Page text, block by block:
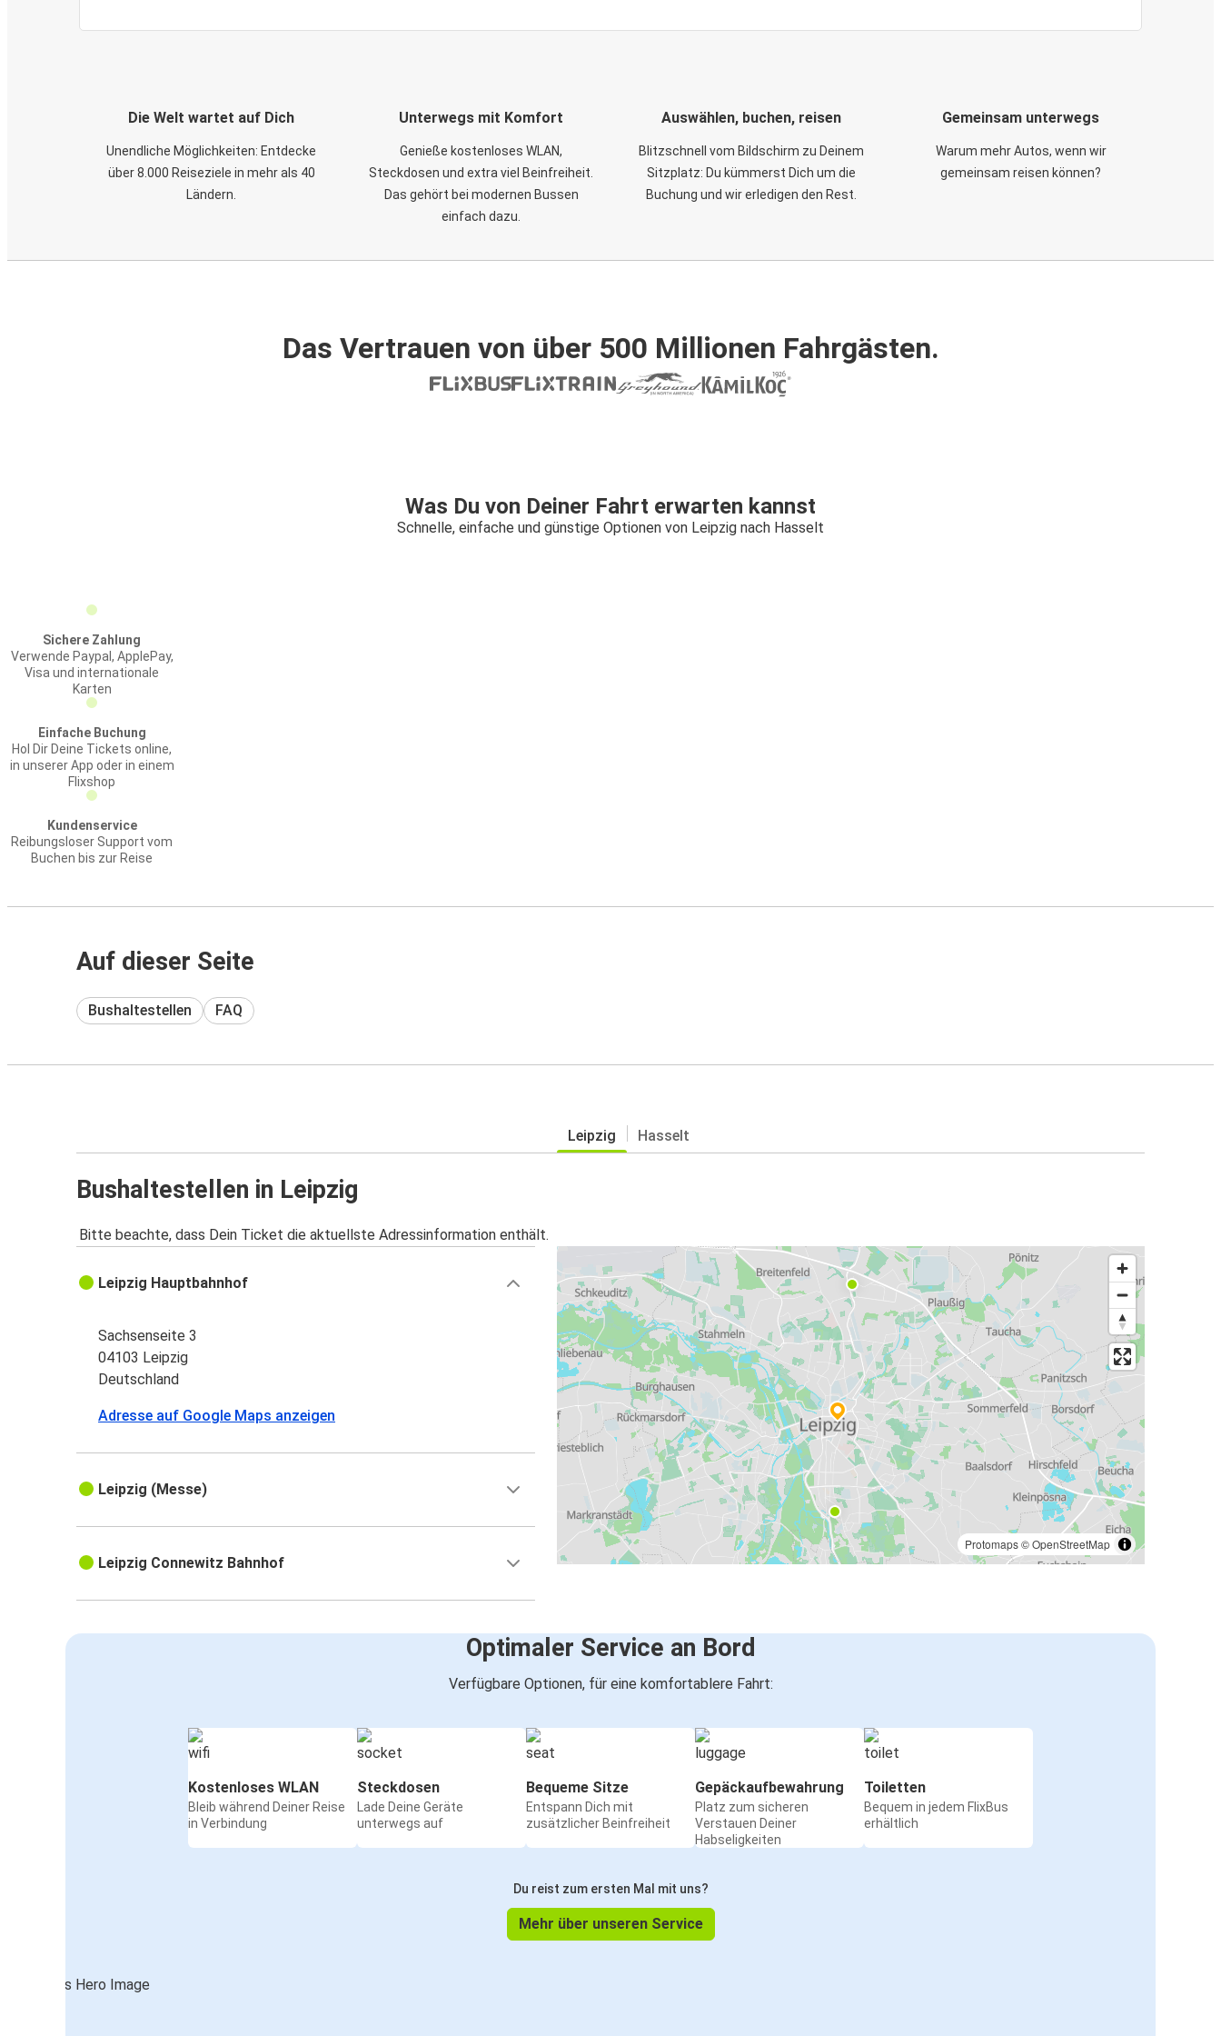
Die Welt wartet auf Dich
Unendliche Möglichkeiten: Entdecke
über 8.000 Reiseziele in mehr als 40
Ländern.
Unterwegs mit Komfort
Genieße kostenloses WLAN,
Steckdosen und extra viel Beinfreiheit.
Das gehört bei modernen Bussen
einfach dazu.
Auswählen, buchen, reisen
Blitzschnell vom Bildschirm zu Deinem
Sitzplatz: Du kümmerst Dich um die
Buchung und wir erledigen den Rest.
Gemeinsam unterwegs
Warum mehr Autos, wenn wir
gemeinsam reisen können?
Das Vertrauen von über 500 Millionen Fahrgästen.
Was Du von Deiner Fahrt erwarten kannst
Schnelle, einfache und günstige Optionen von Leipzig nach Hasselt
Sichere Zahlung
Verwende Paypal, ApplePay,
Visa und internationale
Karten
Einfache Buchung
Hol Dir Deine Tickets online,
in unserer App oder in einem
Flixshop
Kundenservice
Reibungsloser Support vom
Buchen bis zur Reise
Auf dieser Seite
Bushaltestellen FAQ
Leipzig Hasselt
Bushaltestellen in Leipzig
Bitte beachte, dass Dein Ticket die aktuellste Adressinformation enthält.
Protomaps©OpenStreetMap
Leipzig Hauptbahnhof
Sachsenseite 3
04103 Leipzig
Deutschland
Adresse auf Google Maps anzeigen
Leipzig (Messe)
Leipzig Connewitz Bahnhof
Optimaler Service an Bord
Verfügbare Optionen, für eine komfortablere Fahrt:
Kostenloses WLAN
Bleib während Deiner Reise
in Verbindung
Steckdosen
Lade Deine Geräte
unterwegs auf
Bequeme Sitze
Entspann Dich mit
zusätzlicher Beinfreiheit
Gepäckaufbewahrung
Platz zum sicheren
Verstauen Deiner
Habseligkeiten
Toiletten
Bequem in jedem FlixBus
erhältlich
Du reist zum ersten Mal mit uns?
Mehr über unseren Service